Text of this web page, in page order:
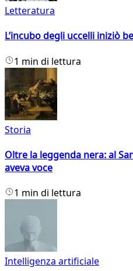
Letteratura
L’incubo degli uccelli iniziò
1 min di lettura
Storia
Oltre la leggenda nera: al
aveva voce
1 min di lettura
Intelligenza artificiale